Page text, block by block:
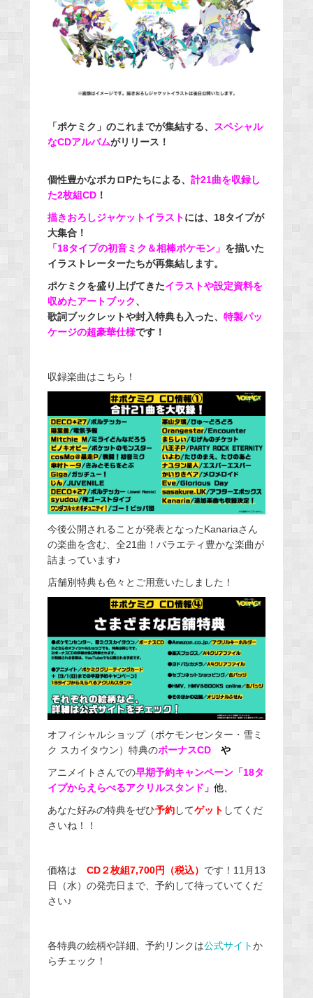
「ポケミク」のこれまでが集結する、
スペシャル
なCDアルバムがリリース！
個性豊かなボカロPたちによる、 計21曲を収録し
た2枚組CD！
描きおろしジャケットイラストには、18タイプが
大集合！
「18タイプの初音ミク＆相棒ポケモン」 を描いた
イラストレーターたちが再集結します。
ポケミクを盛り上げてきたイラストや設定資料を
収めたアートブック、
歌詞ブックレットや封入特典も入った、 特製パッ
ケージの超豪華仕様です！
収録楽曲はこちら！
今後公開されることが発表となったKanariaさん
の楽曲を含む、全21曲！バラエティ豊かな楽曲が
詰まっています♪
店舗別特典も色々とご用意いたしました！
オフィシャルショップ（ポケモンセンター・雪ミ
ク スカイタウン）特典のボーナスCDや
アニメイトさんでの早期予約キャンペーン「18タ
イプからえらべるアクリルスタンド」 他、
あなた好みの特典をぜひ予約してゲット してくだ
さいね！！
価格は CD２枚組7,700円（税込） です！11月13
日（水）の発売日まで、予約して待っていてくだ
さい♪
各特典の絵柄や詳細、予約リンクは公式サイトか
らチェック！